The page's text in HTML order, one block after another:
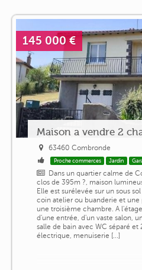
145 000 €
Maison a vendre 2
63460 Combronde
Proche commerces Jardin
Dans un quartier calme de
clos de 395m ?, maison
Elle est surélevée sur un sous
coin atelier ou buanderie et
une troisième chambre. A
d'une entrée, d'un vaste salon,
salle de bain avec WC séparé et
électrique, menuiserie [...]